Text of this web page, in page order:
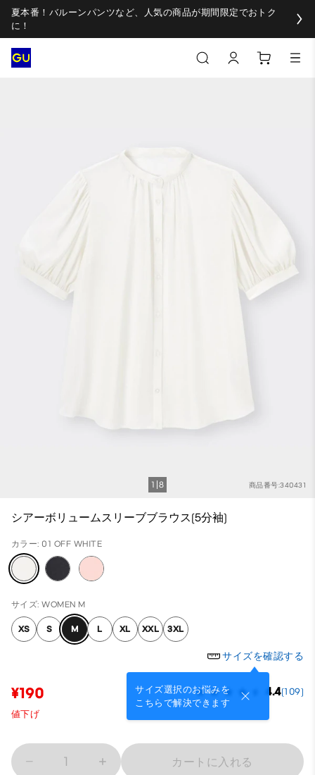
夏本番！バルーンパンツなど、人気の商品が期間限定でおトク
に！
商品番号:340431
1 8
シアーボリュームスリーブブラウス(5分袖)
カラー: 01 OFF WHITE
サイズ: WOMEN M
XS S M L XL XXL 3XL
サイズを確認する
サイズ選択のお悩みを
こちらで解決できます
¥190 4.4(109)
値下げ
1 カートに入れる